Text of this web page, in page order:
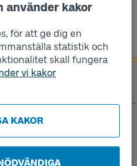
använder kakor
för att ge dig en
statistik och
skall fungera
vi kakor
KAKOR
Läge
B